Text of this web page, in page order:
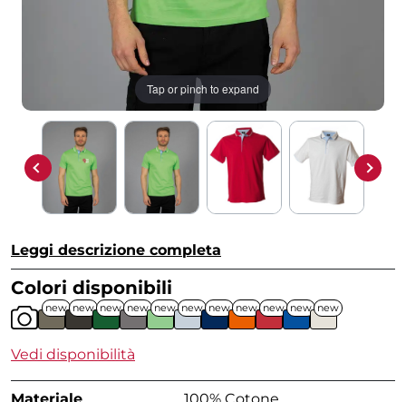
Tap or pinch to expand
Leggi descrizione completa
Colori disponibili
new new new new new new new new new new new
Vedi disponibilità